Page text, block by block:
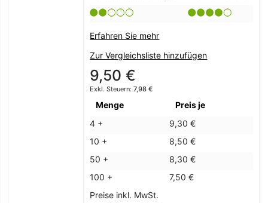
Erfahren Sie mehr
Zur Vergleichsliste hinzufügen
9,50 €
7,98 €
Menge
Preis je
4 +
9,30 €
10 +
8,50 €
50 +
8,30 €
100 +
7,50 €
Preise inkl. MwSt.